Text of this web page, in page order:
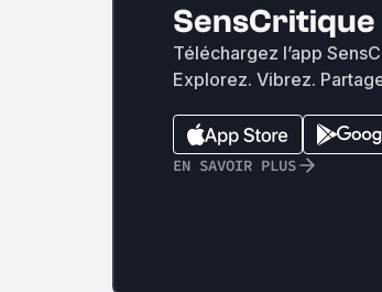
Téléchargez l’app
Explorez. Vibrez.
EN SAVOIR PLUS